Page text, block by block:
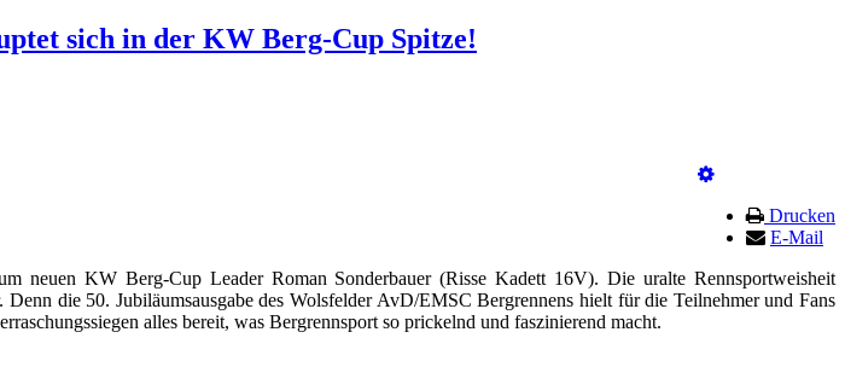
sich in der KW Berg-Cup Spitze!
Drucken
E-Mail
KW Berg-Cup Leader Roman Sonderbauer (Risse Kadett 16V). Die uralte Rennsportweisheit
die 50. Jubiläumsausgabe des Wolsfelder AvD/EMSC Bergrennens hielt für die Teilnehmer und Fans
alles bereit, was Bergrennsport so prickelnd und faszinierend macht.